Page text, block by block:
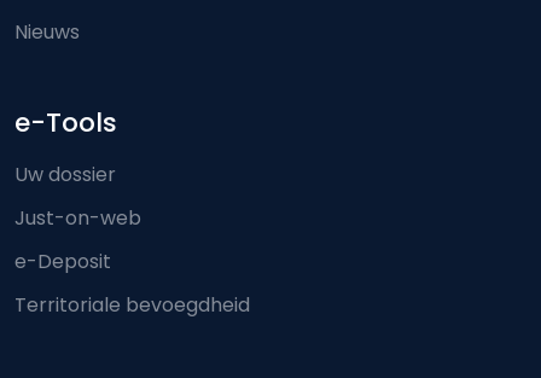
Nieuws
e-Tools
Uw dossier
Just-on-web
e-Deposit
Territoriale bevoegdheid